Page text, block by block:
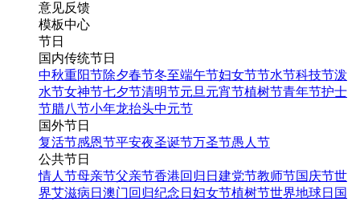
意见反馈
模板中心
节日
国内传统节日
中秋重阳节除夕春节冬至端午节妇女节节水节科技节泼
水节女神节七夕节清明节元旦 元宵节植树节青年节护士
节腊八节小年龙抬头中元节
国外节日
复活节感恩节平安夜圣诞节万圣节愚人节
公共节日
情人节母亲节父亲节香港回归日 建党节教师节国庆节世
界艾滋病日 澳门回归纪念日 妇女节植树节世界地球日 国